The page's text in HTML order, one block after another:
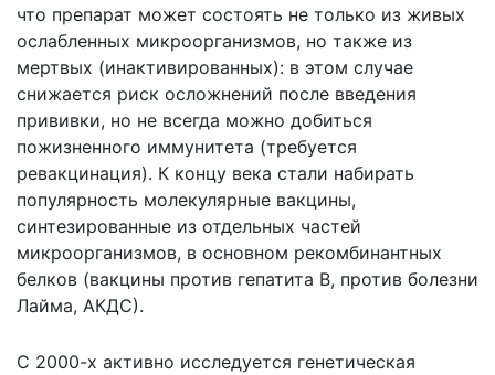
что препарат может состоять не только из живых
ослабленных микроорганизмов, но также из
мертвых (инактивированных): в этом случае
снижается риск осложнений после введения
прививки, но не всегда можно добиться
пожизненного иммунитета (требуется
ревакцинация). К концу века стали набирать
популярность молекулярные вакцины,
синтезированные из отдельных частей
микроорганизмов, в основном рекомбинантных
белков (вакцины против гепатита B, против болезни
Лайма, АКДС).
С 2000-х активно исследуется генетическая